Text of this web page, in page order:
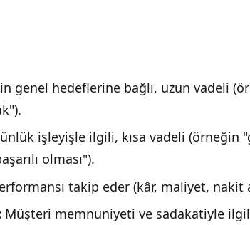
genel hedeflerine bağlı, uzun vadeli
işleyişle ilgili, kısa vadeli (örneğin
olması").
takip eder (kâr, maliyet, nakit
Müşteri memnuniyeti ve sadakatiyle